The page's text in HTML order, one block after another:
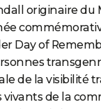
originaire du
Day of
de la visibilité
vivants de la